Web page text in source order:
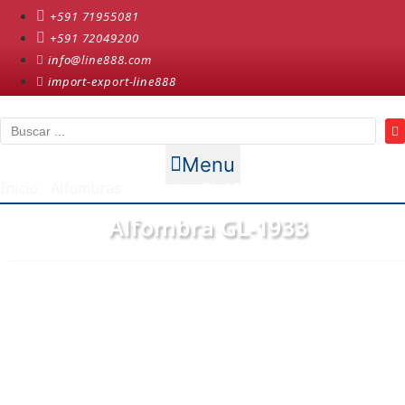
+591 71955081
+591 72049200
info@line888.com
import-export-line888
Menu
Alfombra GL-1933